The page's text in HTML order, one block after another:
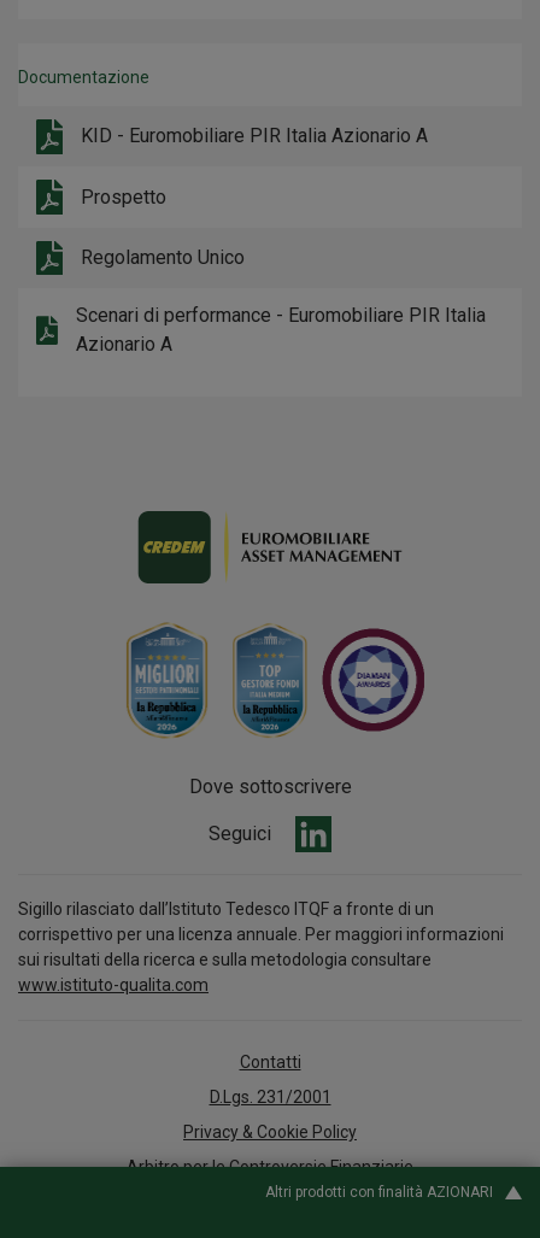
Documentazione
KID - Euromobiliare PIR Italia Azionario A
Prospetto
Regolamento Unico
Scenari di performance - Euromobiliare PIR Italia
Azionario A
Altri prodotti con finalità AZIONARI
Dove sottoscrivere
Seguici
Sigillo rilasciato dall’Istituto Tedesco ITQF a fronte di un
corrispettivo per una licenza annuale. Per maggiori informazioni
sui risultati della ricerca e sulla metodologia consultare
www.istituto-qualita.com
Contatti
D.Lgs. 231/2001
Privacy & Cookie Policy
Arbitro per le Controversie Finanziarie
Accessibilità